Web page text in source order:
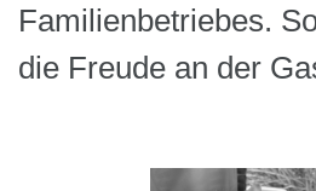
Familienbetriebes.
die Freude an der